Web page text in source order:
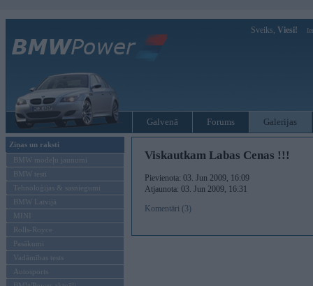
Sveiks, Viesi!
Galvenā Forums Galerijas
Ziņas un raksti
BMW modeļu jaunumi
BMW testi
Tehnoloģijas & sasniegumi
BMW Latvijā
MINI
Rolls-Royce
Pasākumi
Vadāmības tests
Autosports
Viskautkam Labas Cenas !!!
Pievienota: 03. Jun 2009, 16:09
Atjaunota: 03. Jun 2009, 16:31
Komentāri (3)